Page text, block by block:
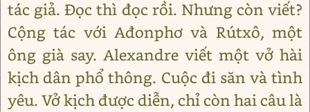
tác giả. Đọc thì đọc rồi. Nhưng còn viết?
Cộng tác với Ađonphơ và Rútxô, một
ông già say. Alexandre viết một vở hài
kịch dân phổ thông. Cuộc đi săn và tình
yêu. Vở kịch được diễn, chỉ còn hai câu là